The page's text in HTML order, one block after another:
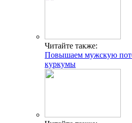
Читайте также:
Повышаем мужскую
куркумы